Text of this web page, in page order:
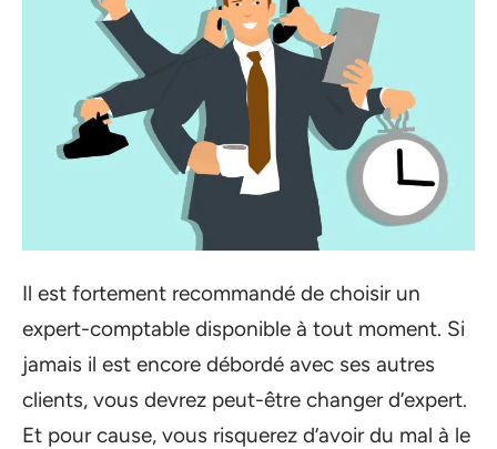
Il est fortement recommandé de choisir un
expert-comptable disponible à tout moment. Si
jamais il est encore débordé avec ses autres
clients, vous devrez peut-être changer d’expert.
Et pour cause, vous risquerez d’avoir du mal à le